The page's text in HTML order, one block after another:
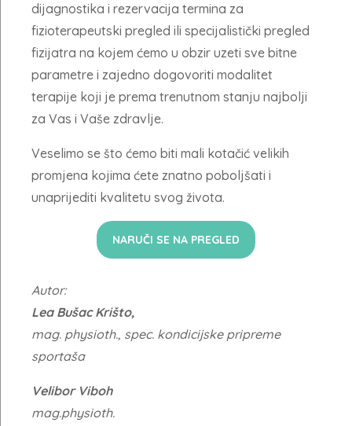
dijagnostika i rezervacija termina za
fizioterapeutski pregled ili specijalistički pregled
fizijatra na kojem ćemo u obzir uzeti sve bitne
parametre i zajedno dogovoriti modalitet
terapije koji je prema trenutnom stanju najbolji
za Vas i Vaše zdravlje.
Veselimo se što ćemo biti mali kotačić velikih
promjena kojima ćete znatno poboljšati i
unaprijediti kvalitetu svog života.
NARUČI SE NA PREGLED
Autor:
Lea Bušac Krišto,
mag. physioth., spec. kondicijske pripreme
sportaša
Velibor Viboh
mag.physioth.